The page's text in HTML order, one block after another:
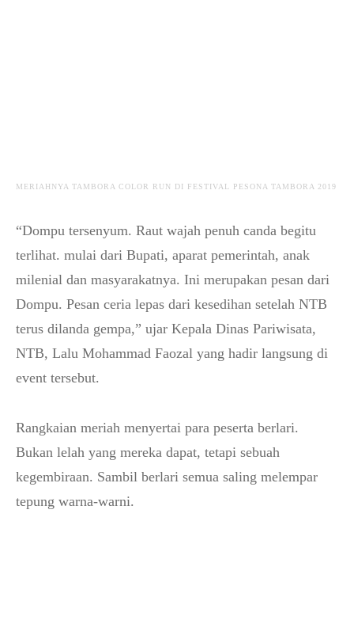
MERIAHNYA TAMBORA COLOR RUN DI FESTIVAL PESONA TAMBORA 2019
“Dompu tersenyum. Raut wajah penuh canda begitu
terlihat. mulai dari Bupati, aparat pemerintah, anak
milenial dan masyarakatnya. Ini merupakan pesan dari
Dompu. Pesan ceria lepas dari kesedihan setelah NTB
terus dilanda gempa,” ujar Kepala Dinas Pariwisata,
NTB, Lalu Mohammad Faozal yang hadir langsung di
event tersebut.
Rangkaian meriah menyertai para peserta berlari.
Bukan lelah yang mereka dapat, tetapi sebuah
kegembiraan. Sambil berlari semua saling melempar
tepung warna-warni.